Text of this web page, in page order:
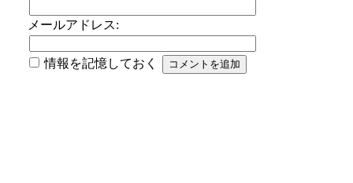
メールアドレス:
情報を記憶しておく